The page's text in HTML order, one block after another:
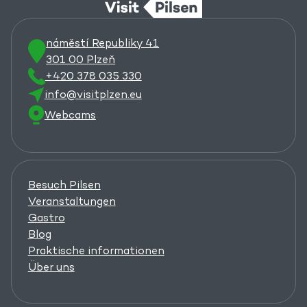
náměstí Republiky 41
301 00 Plzeň
+420 378 035 330
info@visitplzen.eu
Webcams
Besuch Pilsen
Veranstaltungen
Gastro
Blog
Praktische informationen
Über uns